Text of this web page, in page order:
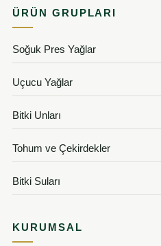
ÜRÜN GRUPLARI
Soğuk Pres Yağlar
Uçucu Yağlar
Bitki Unları
Tohum ve Çekirdekler
Bitki Suları
KURUMSAL